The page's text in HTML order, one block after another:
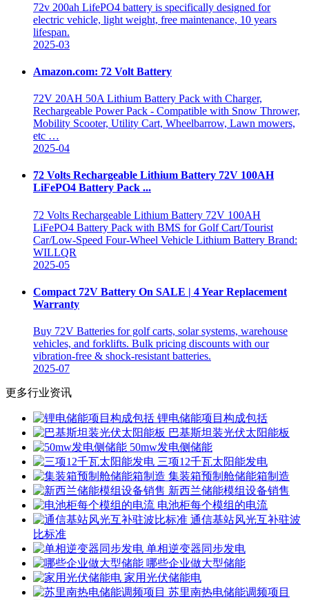
72v 200ah LifePO4 battery is specifically designed for
electric vehicle, light weight, free maintenance, 10 years
lifespan.
2025-03
Amazon.com: 72 Volt Battery
72V 20AH 50A Lithium Battery Pack with Charger,
Rechargeable Power Pack - Compatible with Snow Thrower,
Mobility Scooter, Utility Cart, Wheelbarrow, Lawn mowers,
etc …
2025-04
72 Volts Rechargeable Lithium Battery 72V 100AH
LiFePO4 Battery Pack ...
72 Volts Rechargeable Lithium Battery 72V 100AH
LiFePO4 Battery Pack with BMS for Golf Cart/Tourist
Car/Low-Speed Four-Wheel Vehicle Lithium Battery Brand:
WILLQR
2025-05
Compact 72V Battery On SALE | 4 Year Replacement
Warranty
Buy 72V Batteries for golf carts, solar systems, warehouse
vehicles, and forklifts. Bulk pricing discounts with our
vibration-free & shock-resistant batteries.
2025-07
更多行业资讯
锂电储能项目构成包括
巴基斯坦装光伏太阳能板
50mw发电侧储能
三项12千瓦太阳能发电
集装箱预制舱储能箱制造
新西兰储能模组设备销售
电池柜每个模组的电流
通信基站风光互补驻波
比标准
单相逆变器同步发电
哪些企业做大型储能
家用光伏储能电
苏里南热电储能调频项目